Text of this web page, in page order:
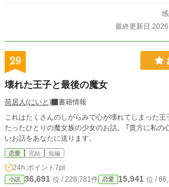
最終更新日
29
壊れた王子と最後の魔女
荷居人(にいと)
書籍情報
これはたくさんのしがらみで心が壊れてしまった
たったひとりの魔女族の少女のお話。 ｢貴方に私の心をあげるね｣ 温かくも悲し
いお話をあなたに送ります。
恋愛 完結 短編
24h.ポイント 7pt
小説 36,691 位 / 228,781件 恋愛 15,941 位 /